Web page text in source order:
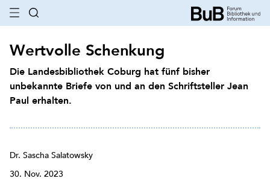
Wertvolle Schenkung
Die Landesbibliothek Coburg hat fünf bisher
unbekannte Briefe von und an den Schriftsteller Jean
Paul erhalten.
Dr. Sascha Salatowsky
30. Nov. 2023